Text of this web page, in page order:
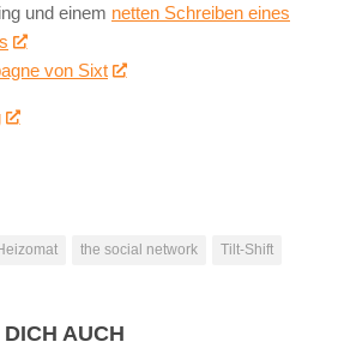
und einem netten Schreiben eines
von Sixt
the social network Tilt-Shift
AUCH